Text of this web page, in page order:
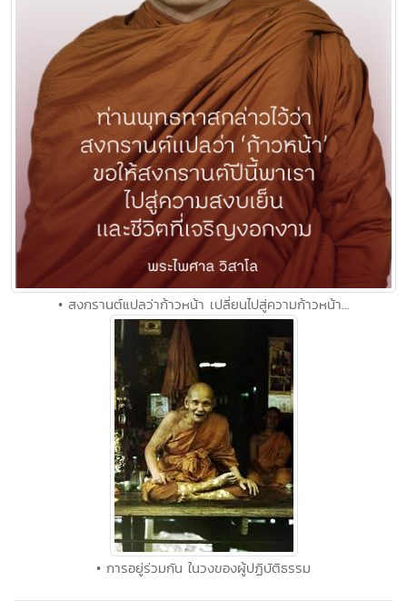
• สงกรานต์แปลว่าก้าวหน้า เปลี่ยนไปสู่ความก้าวหน้า...
• การอยู่ร่วมกัน ในวงของผู้ปฏิบัติธรรม